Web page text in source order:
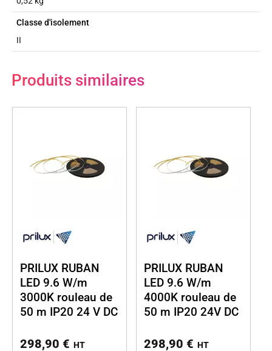
Classe d'isolement
II
Produits similaires
PRILUX RUBAN
LED 9.6 W/m
3000K rouleau de
50 m IP20 24 V DC
298,90 € HT
PRILUX RUBAN
LED 9.6 W/m
4000K rouleau de
50 m IP20 24V DC
298,90 € HT